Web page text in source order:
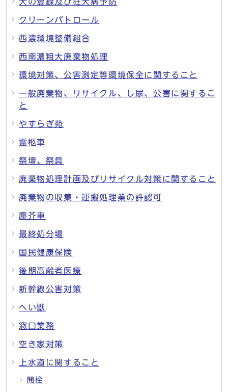
クリーンパトロール
西濃環境整備組合
西南濃粗大廃棄物処理
環境対策、公害測定等環境保全に関すること
一般廃棄物、リサイクル、し尿、公害に関するこ
と
やすらぎ苑
霊柩車
祭壇、祭具
廃棄物処理計画及びリサイクル対策に関すること
廃棄物の収集・運搬処理業の許認可
塵芥車
最終処分場
国民健康保険
後期高齢者医療
新幹線公害対策
へい獣
窓口業務
空き家対策
上水道に関すること
開栓